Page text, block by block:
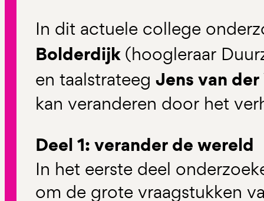
In dit actuele college
Bolderdijk (hoogleraar
en taalstrateeg Jens van
kan veranderen door het
Deel 1: verander de wereld
In het eerste deel
om de grote vraagstukken